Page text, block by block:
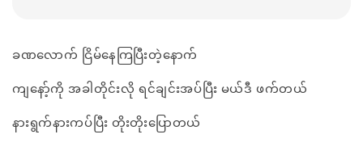
ခဏလောက် ငြိမ်နေကြပြီးတဲ့နောက်
ကျနော့်ကို အခါတိုင်းလို ရင်ချင်းအပ်ပြီး မယ်ဒီ ဖက်တယ်
နားရွက်နားကပ်ပြီး တိုးတိုးပြောတယ်